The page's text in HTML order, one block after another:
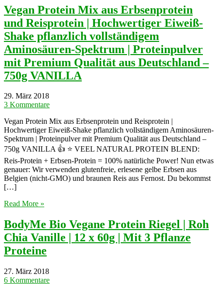
Vegan Protein Mix aus Erbsenprotein
und Reisprotein | Hochwertiger Eiweiß-
Shake pflanzlich vollständigem
Aminosäuren-Spektrum | Proteinpulver
mit Premium Qualität aus Deutschland –
750g VANILLA
29. März 2018
3 Kommentare
Vegan Protein Mix aus Erbsenprotein und Reisprotein |
Hochwertiger Eiweiß-Shake pflanzlich vollständigem Aminosäuren-
Spektrum | Proteinpulver mit Premium Qualität aus Deutschland –
750g VANILLA 👍 ⭐ VEEL NATURAL PROTEIN BLEND:
Reis-Protein + Erbsen-Protein = 100% natürliche Power! Nun etwas
genauer: Wir verwenden glutenfreie, erlesene gelbe Erbsen aus
Belgien (nicht-GMO) und braunen Reis aus Fernost. Du bekommst
[…]
Read More »
BodyMe Bio Vegane Protein Riegel | Roh
Chia Vanille | 12 x 60g | Mit 3 Pflanze
Proteine
27. März 2018
6 Kommentare